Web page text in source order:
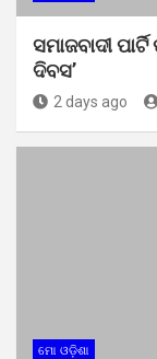
ସମାଜବାଦୀ
ଦିବସ’
2 days ago
ମୋ ଓଡ଼ିଶା